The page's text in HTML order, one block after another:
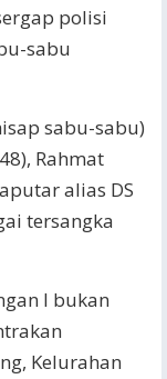
polisi
sabu
sabu-sabu)
Rahmat
alias DS
tersangka
I bukan
Kelurahan